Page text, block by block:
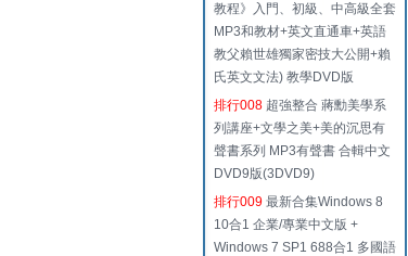
教程》入門、初級、中高級全套
MP3和教材+英文直通車+英語
教父賴世雄獨家密技大公開+賴
氏英文文法) 教學DVD版
排行008 超強整合 蔣勳美學系
列講座+文學之美+美的沉思有
聲書系列 MP3有聲書 合輯中文
DVD9版(3DVD9)
排行009 最新合集Windows 8
10合1 企業/專業中文版 +
Windows 7 SP1 688合1 多國語